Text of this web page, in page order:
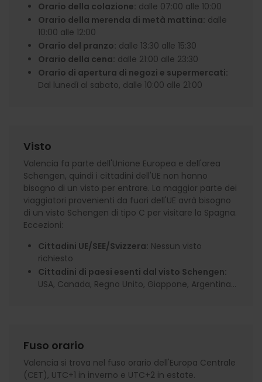
Orario della colazione: dalle 07:00 alle 10:00
Orario della merenda di metà mattina: dalle
10:00 alle 12:00
Orario del pranzo: dalle 13:30 alle 15:30
Orario della cena: dalle 21:00 alle 23:30
Orario di apertura di negozi e supermercati:
Dal lunedì al sabato, dalle 10:00 alle 21:00
Visto
Valencia fa parte dell'Unione Europea e dell'area
Schengen, quindi i cittadini dell'UE non hanno
bisogno di un visto per entrare. La maggior parte dei
viaggiatori provenienti da fuori dell'UE avrà bisogno
di un visto Schengen di tipo C per visitare la Spagna.
Eccezioni:
Cittadini UE/SEE/Svizzera: Nessun visto
richiesto
Cittadini di paesi esenti dal visto Schengen:
USA, Canada, Regno Unito, Giappone, Argentina...
Fuso orario
Valencia si trova nel fuso orario dell'Europa Centrale
(CET), UTC+1 in inverno e UTC+2 in estate.